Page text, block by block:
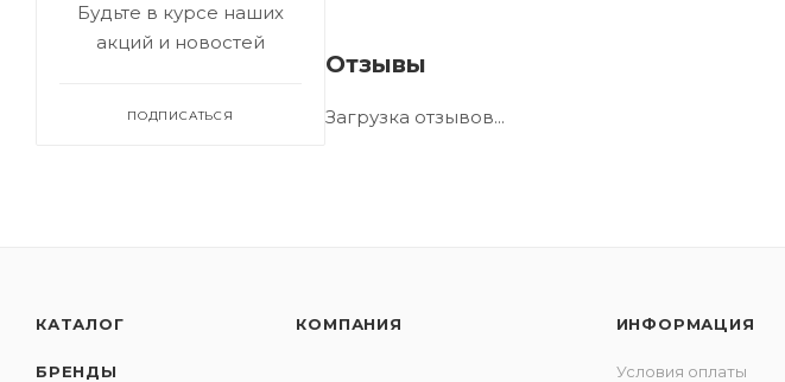
Отзывы
Загрузка отзывов...
Будьте в курсе наших
акций и новостей
ПОДПИСАТЬСЯ
КАТАЛОГ
БРЕНДЫ
КОМПАНИЯ ИНФОРМАЦИЯ
Условия оплаты